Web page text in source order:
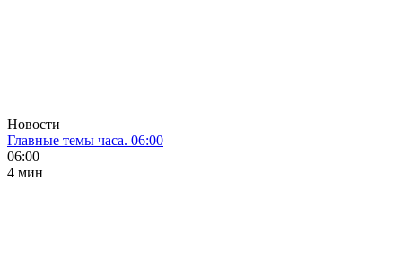
Новости
Главные темы часа. 06:00
06:00
4 мин